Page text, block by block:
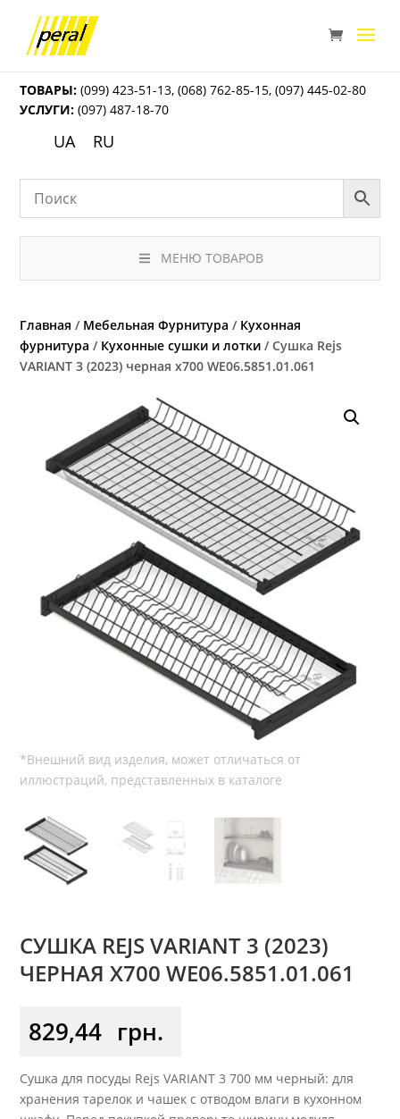
ТОВАРЫ: (099) 423-51-13,(068) 762-85-15,(097) 445-02-80
УСЛУГИ: (097) 487-18-70
UA RU
МЕНЮ ТОВАРОВ
Главная / Мебельная Фурнитура / Кухонная
фурнитура / Кухонные сушки и лотки / Сушка Rejs
VARIANT 3 (2023) черная x700 WE06.5851.01.061
СУШКА REJS VARIANT 3 (2023)
ЧЕРНАЯ X700 WE06.5851.01.061
829,44 грн.
Сушка для посуды Rejs VARIANT 3 700 мм черный: для
хранения тарелок и чашек с отводом влаги в кухонном